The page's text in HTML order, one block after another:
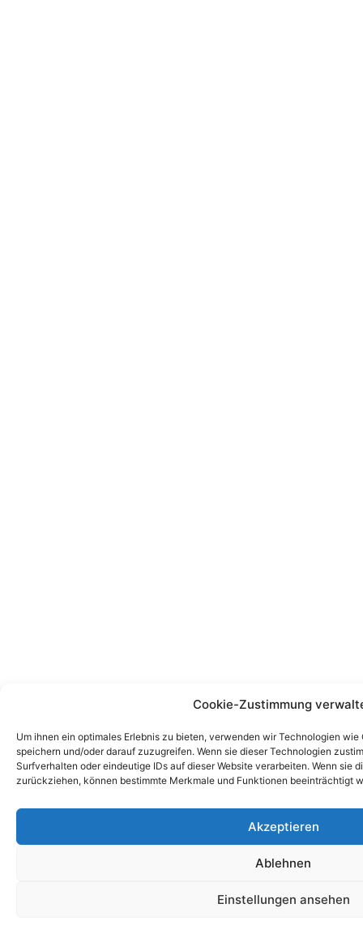
Cookie-Zustimmung
Um ihnen ein optimales Erlebnis zu bieten, verwenden wir Technologien
speichern und/oder darauf zuzugreifen. Wenn sie dieser Technologien
Surfverhalten oder eindeutige IDs auf dieser Website verarbeiten. Wenn sie
zurückziehen, können bestimmte Merkmale und Funktionen beeinträchtigt
Akzeptieren
Ablehnen
Einstellungen ansehen